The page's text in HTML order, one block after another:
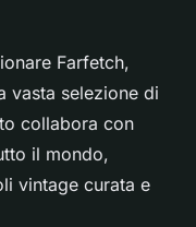
Farfetch,
vasta selezione di
collabora con
il mondo,
vintage curata e